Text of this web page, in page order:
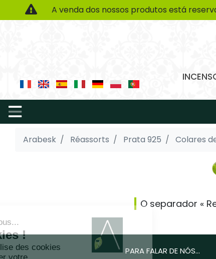
A venda dos nossos produtos está
Arabesk Réassorts Prata 925 Colares
O separador «
PARA FALAR DE NÓS...